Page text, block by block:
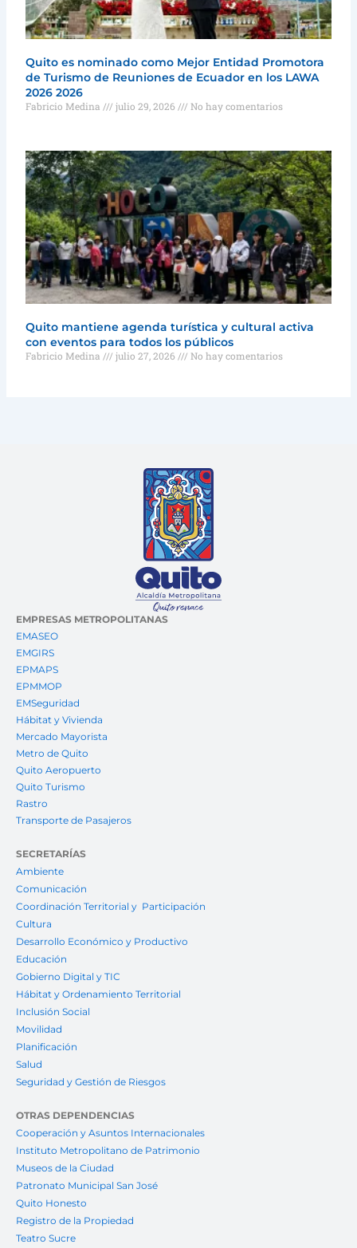
Quito es nominado como Mejor Entidad Promotora
de Turismo de Reuniones de Ecuador en los LAWA
2026 2026
Fabricio Medina julio 29, 2026 No hay comentarios
Quito mantiene agenda turística y cultural activa
con eventos para todos los públicos
Fabricio Medina julio 27, 2026 No hay comentarios
EMPRESAS METROPOLITANAS
EMASEO
EMGIRS
EPMAPS
EPMMOP
EMSeguridad
Hábitat y Vivienda
Mercado Mayorista
Metro de Quito
Quito Aeropuerto
Quito Turismo
Rastro
Transporte de Pasajeros
SECRETARÍAS
Ambiente
Comunicación
Coordinación Territorial y Participación
Cultura
Desarrollo Económico y Productivo
Educación
Gobierno Digital y TIC
Hábitat y Ordenamiento Territorial
Inclusión Social
Movilidad
Planificación
Salud
Seguridad y Gestión de Riesgos
OTRAS DEPENDENCIAS
Cooperación y Asuntos Internacionales
Instituto Metropolitano de Patrimonio
Museos de la Ciudad
Patronato Municipal San José
Quito Honesto
Registro de la Propiedad
Teatro Sucre